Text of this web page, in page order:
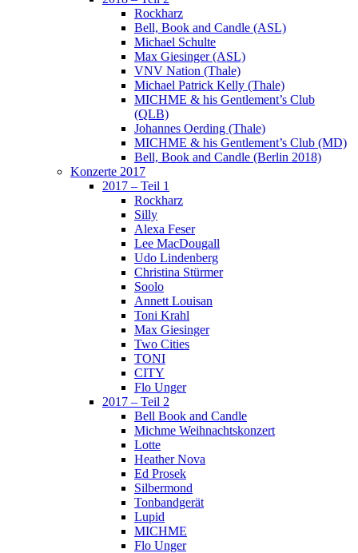
Rockharz
Bell, Book and Candle (ASL)
Michael Schulte
Max Giesinger (ASL)
VNV Nation (Thale)
Michael Patrick Kelly (Thale)
MICHME & his Gentlement’s Club
(QLB)
Johannes Oerding (Thale)
MICHME & his Gentlement’s Club (MD)
Bell, Book and Candle (Berlin 2018)
Konzerte 2017
2017 – Teil 1
Rockharz
Silly
Alexa Feser
Lee MacDougall
Udo Lindenberg
Christina Stürmer
Soolo
Annett Louisan
Toni Krahl
Max Giesinger
Two Cities
TONI
CITY
Flo Unger
2017 – Teil 2
Bell Book and Candle
Michme Weihnachtskonzert
Lotte
Heather Nova
Ed Prosek
Silbermond
Tonbandgerät
Lupid
MICHME
Flo Unger